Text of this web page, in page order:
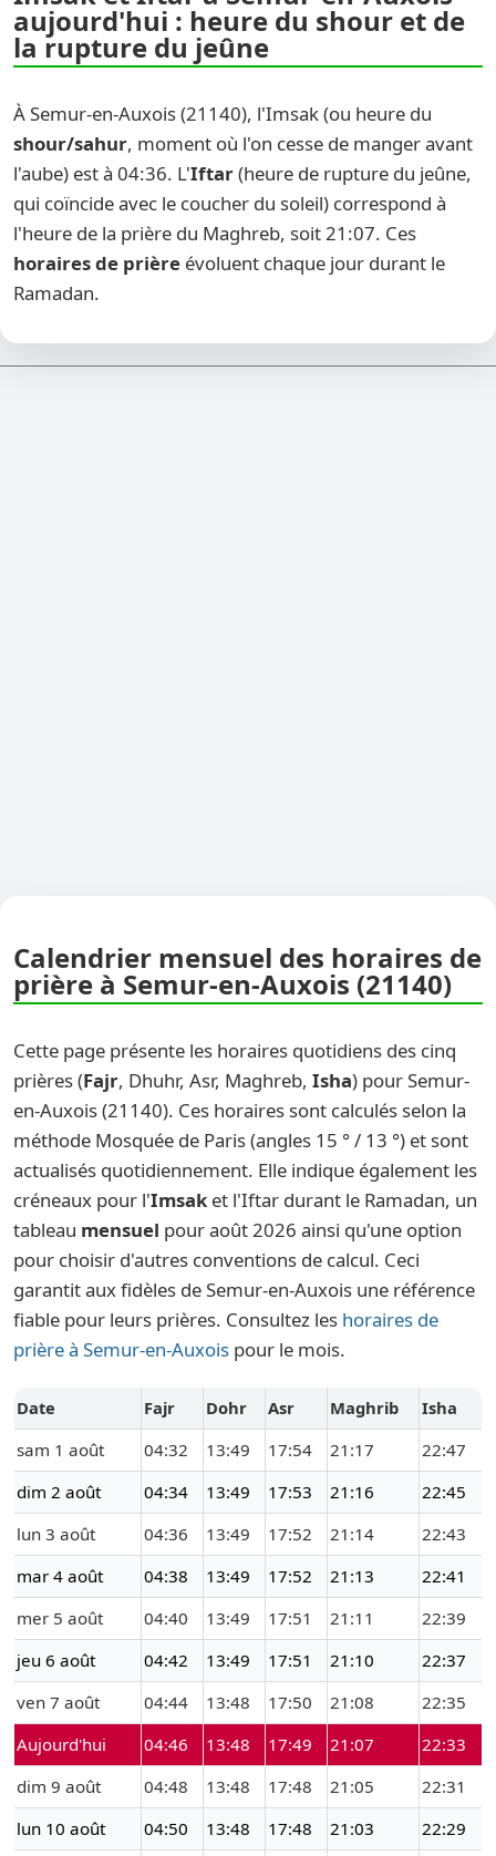
aujourd'hui : heure du shour et de
la rupture du jeûne
À Semur-en-Auxois (21140), l'Imsak (ou heure du
shour/sahur, moment où l'on cesse de manger avant
l'aube) est à 04:36. L'Iftar(heure de rupture du jeûne,
qui coïncide avec le coucher du soleil) correspond à
l'heure de la prière du Maghreb, soit 21:07. Ces
horaires de prière évoluent chaque jour durant le
Ramadan.
Calendrier mensuel des horaires de
prière à Semur-en-Auxois (21140)
Cette page présente les horaires quotidiens des cinq
prières (Fajr, Dhuhr, Asr, Maghreb, Isha) pour Semur-
en-Auxois (21140). Ces horaires sont calculés selon la
méthode Mosquée de Paris (angles 15 ° / 13 °) et sont
actualisés quotidiennement. Elle indique également les
créneaux pour l'Imsak et l'Iftar durant le Ramadan, un
tableau mensuel pour août 2026 ainsi qu'une option
pour choisir d'autres conventions de calcul. Ceci
garantit aux fidèles de Semur-en-Auxois une référence
fiable pour leurs prières. Consultez les horaires de
prière à Semur-en-Auxois pour le mois.
Date Fajr Dohr Asr Maghrib
Isha
sam 1 août
04:32 13:49 17:54 21:17
22:47
dim 2 août
04:34 13:49 17:53 21:16
22:45
lun 3 août
04:36 13:49 17:52 21:14
22:43
mar 4 août
04:38 13:49 17:52 21:13
22:41
mer 5 août
04:40 13:49 17:51 21:11
22:39
jeu 6 août
04:42 13:49 17:51 21:10
22:37
ven 7 août
04:44 13:48 17:50 21:08
22:35
Aujourd'hui
04:46 13:48 17:49 21:07
22:33
dim 9 août
04:48 13:48 17:48 21:05
22:31
lun 10 août
04:50 13:48 17:48 21:03
22:29